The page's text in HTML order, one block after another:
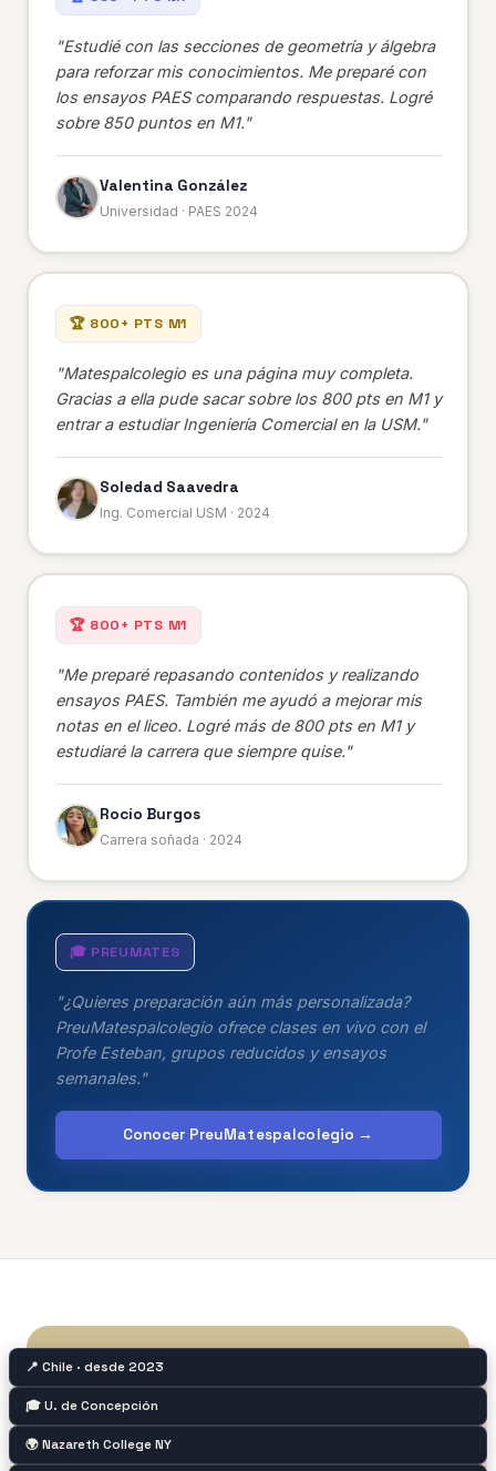
"Estudié con las secciones de geometría y álgebra
para reforzar mis conocimientos. Me preparé con
los ensayos PAES comparando respuestas. Logré
sobre 850 puntos en M1."
Valentina González
Universidad · PAES 2024
🏆 800+ PTS M1
"Matespalcolegio es una página muy completa.
Gracias a ella pude sacar sobre los 800 pts en M1 y
entrar a estudiar Ingeniería Comercial en la USM."
Soledad Saavedra
Ing. Comercial USM · 2024
🏆 800+ PTS M1
"Me preparé repasando contenidos y realizando
ensayos PAES. También me ayudó a mejorar mis
notas en el liceo. Logré más de 800 pts en M1 y
estudiaré la carrera que siempre quise."
Rocío Burgos
Carrera soñada · 2024
🎓 PREUMATES
"¿Quieres preparación aún más personalizada?
PreuMatespalcolegio ofrece clases en vivo con el
Profe Esteban, grupos reducidos y ensayos
semanales."
Conocer PreuMatespalcolegio →
📍 Chile · desde 2023
🎓 U. de Concepción
🌍 Nazareth College NY